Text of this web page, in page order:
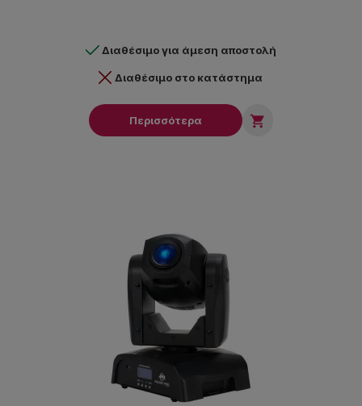
Διαθέσιμο για άμεση αποστολή
Διαθέσιμο στο κατάστημα
Περισσότερα 